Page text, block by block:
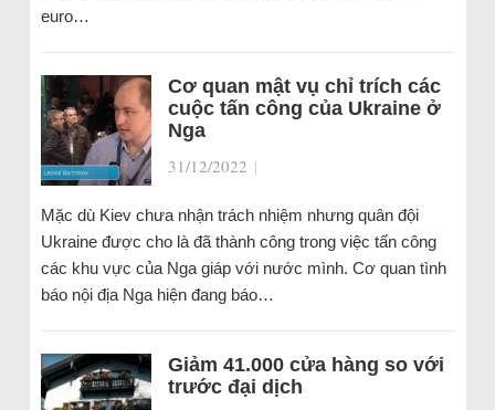
euro…
Cơ quan mật vụ chỉ trích các
cuộc tấn công của Ukraine ở
Nga
31/12/2022 |
Mặc dù Kiev chưa nhận trách nhiệm nhưng quân đội
Ukraine được cho là đã thành công trong việc tấn công
các khu vực của Nga giáp với nước mình. Cơ quan tình
báo nội địa Nga hiện đang báo…
Giảm 41.000 cửa hàng so với
trước đại dịch